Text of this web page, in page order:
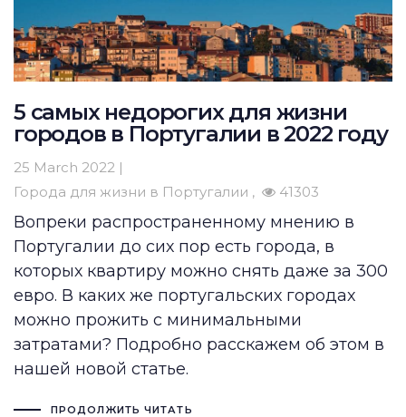
5 самых недорогих для жизни
городов в Португалии в 2022 году
25 March 2022 |
Города для жизни в Португалии
41303
Вопреки распространенному мнению в
Португалии до сих пор есть города, в
которых квартиру можно снять даже за 300
евро. В каких же португальских городах
можно прожить с минимальными
затратами? Подробно расскажем об этом в
нашей новой статье.
ПРОДОЛЖИТЬ ЧИТАТЬ